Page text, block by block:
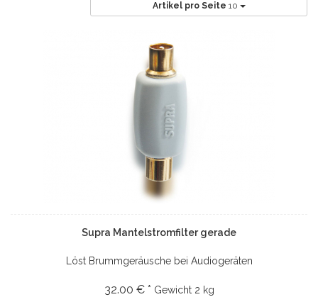
Artikel pro Seite 10
Supra Mantelstromfilter gerade
Löst Brummgeräusche bei Audiogeräten
32.00 € * Gewicht 2 kg